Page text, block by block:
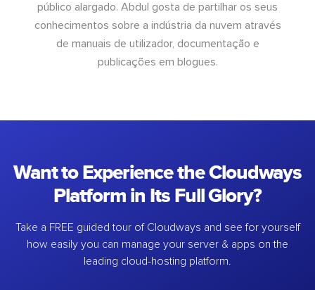
público alargado. Abdul gosta de partilhar os seus
conhecimentos sobre a indústria da nuvem através
de manuais de utilizador, documentação e
publicações em blogues.
Want to Experience the Cloudways
Platform in Its Full Glory?
Take a FREE guided tour of Cloudways and see for yourself
how easily you can manage your server & apps on the
leading cloud-hosting platform.